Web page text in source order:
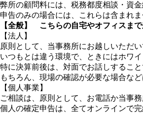
弊所の顧問料には、税務都度相談・資
申告のみの場合には、これらは含まれ
【全般】 こちらの自宅やオフィスま
【法人】
原則として、当事務所にお越しいただい
いつもとは違う環境で、ときにはホワ
特に決算前後は、対面でお話しするこ
もちろん、現場の確認が必要な場合な
【個人事業】
ご相談は、原則として、お電話か当事
個人の確定申告は、全てオンラインで完